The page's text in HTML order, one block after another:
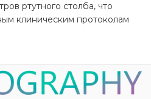
ртутного столба, что
клиническим протоколам